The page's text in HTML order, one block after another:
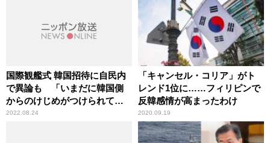
国際観艦式 韓国招待に自民内
で異論も 「いまだに韓国側
からのけじめがつけられてい
ないから」辛坊治郎解説
2022.08.24
「キャンセル・コリア」がト
レンド1位に……フィリピンで
反韓感情が高まったわけ
2020.09.19